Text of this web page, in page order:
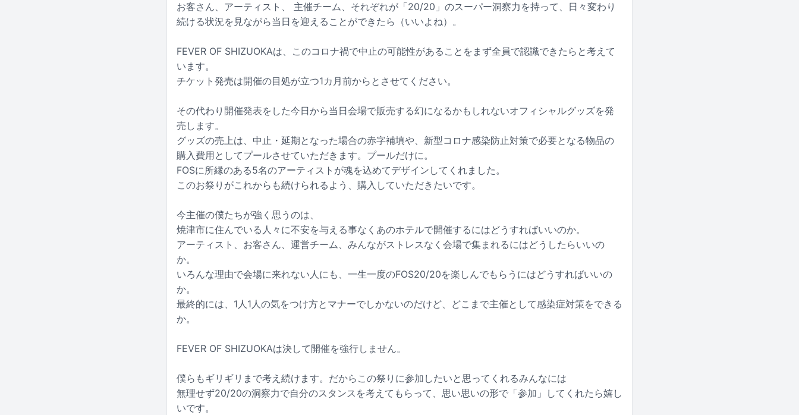
お客さん、アーティスト、 主催チーム、それぞれが「20/20」のスーパー洞察力を持って、日々変わり
続ける状況を見ながら当日を迎えることができたら（いいよね）。
FEVER OF SHIZUOKAは、このコロナ禍で中止の可能性があることをまず全員で認識できたらと考えて
います。
チケット発売は開催の目処が立つ1カ月前からとさせてください。
その代わり開催発表をした今日から当日会場で販売する幻になるかもしれないオフィシャルグッズを発
売します。
グッズの売上は、中止・延期となった場合の赤字補填や、新型コロナ感染防止対策で必要となる物品の
購入費用としてプールさせていただきます。プールだけに。
FOSに所縁のある5名のアーティストが魂を込めてデザインしてくれました。
このお祭りがこれからも続けられるよう、購入していただきたいです。
今主催の僕たちが強く思うのは、
焼津市に住んでいる人々に不安を与える事なくあのホテルで開催するにはどうすればいいのか。
アーティスト、お客さん、運営チーム、みんながストレスなく会場で集まれるにはどうしたらいいの
か。
いろんな理由で会場に来れない人にも、一生一度のFOS20/20を楽しんでもらうにはどうすればいいの
か。
最終的には、1人1人の気をつけ方とマナーでしかないのだけど、どこまで主催として感染症対策をできる
か。
FEVER OF SHIZUOKAは決して開催を強行しません。
僕らもギリギリまで考え続けます。だからこの祭りに参加したいと思ってくれるみんなには
無理せず20/20の洞察力で自分のスタンスを考えてもらって、思い思いの形で「参加」してくれたら嬉し
いです。